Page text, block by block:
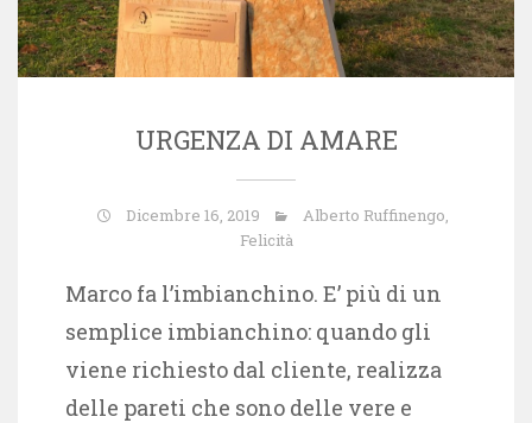
URGENZA DI AMARE
Dicembre 16, 2019 Alberto Ruffinengo,
Felicità
Marco fa l’imbianchino. E’ più di un
semplice imbianchino: quando gli
viene richiesto dal cliente, realizza
delle pareti che sono delle vere e